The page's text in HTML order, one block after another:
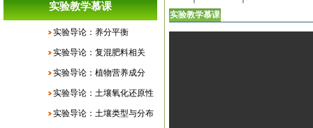
实验教学慕课
实验导论：养分平衡
实验导论：复混肥料相关
实验导论：植物营养成分
实验导论：土壤氧化还原性
实验导论：土壤类型与分布
实验教学慕课